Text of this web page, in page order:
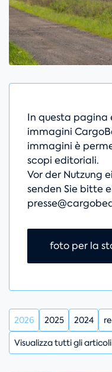
In questa pagina
immagini
immagini è
scopi editoriali.
Vor der Nutzung
senden Sie bitte
Salta la
foto per la
2026 2025 2024
Visualizza tutti gli